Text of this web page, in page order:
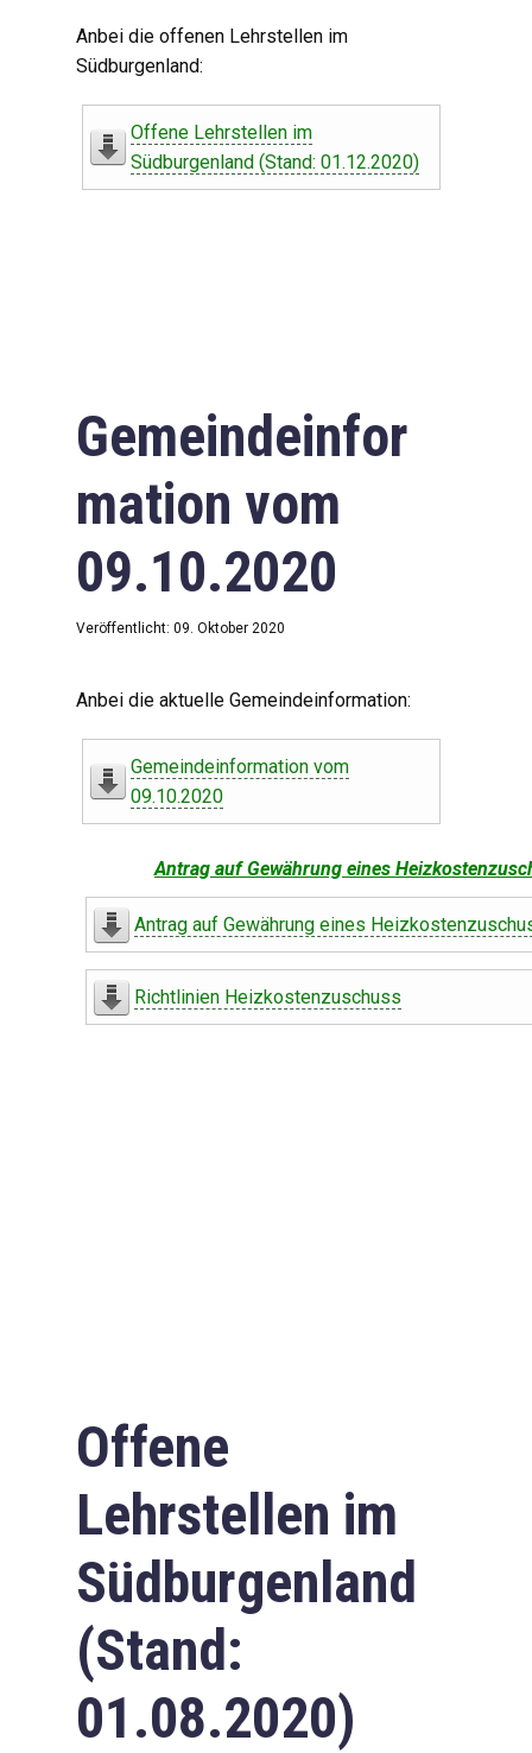
Anbei die offenen Lehrstellen im
Südburgenland:
Offene Lehrstellen im
Südburgenland (Stand: 01.12.2020)
Gemeindeinfor
mation vom
09.10.2020
Veröffentlicht: 09. Oktober 2020
Anbei die aktuelle Gemeindeinformation:
Gemeindeinformation vom
09.10.2020
Antrag auf Gewährung eines
Antrag auf Gewährung eines
Richtlinien Heizkostenzuschuss
Offene
Lehrstellen im
Südburgenland
(Stand:
01.08.2020)